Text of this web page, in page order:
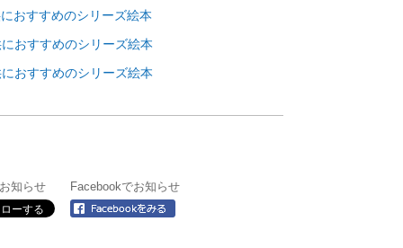
おすすめのシリーズ絵本
おすすめのシリーズ絵本
おすすめのシリーズ絵本
知らせ Facebookでお知らせ